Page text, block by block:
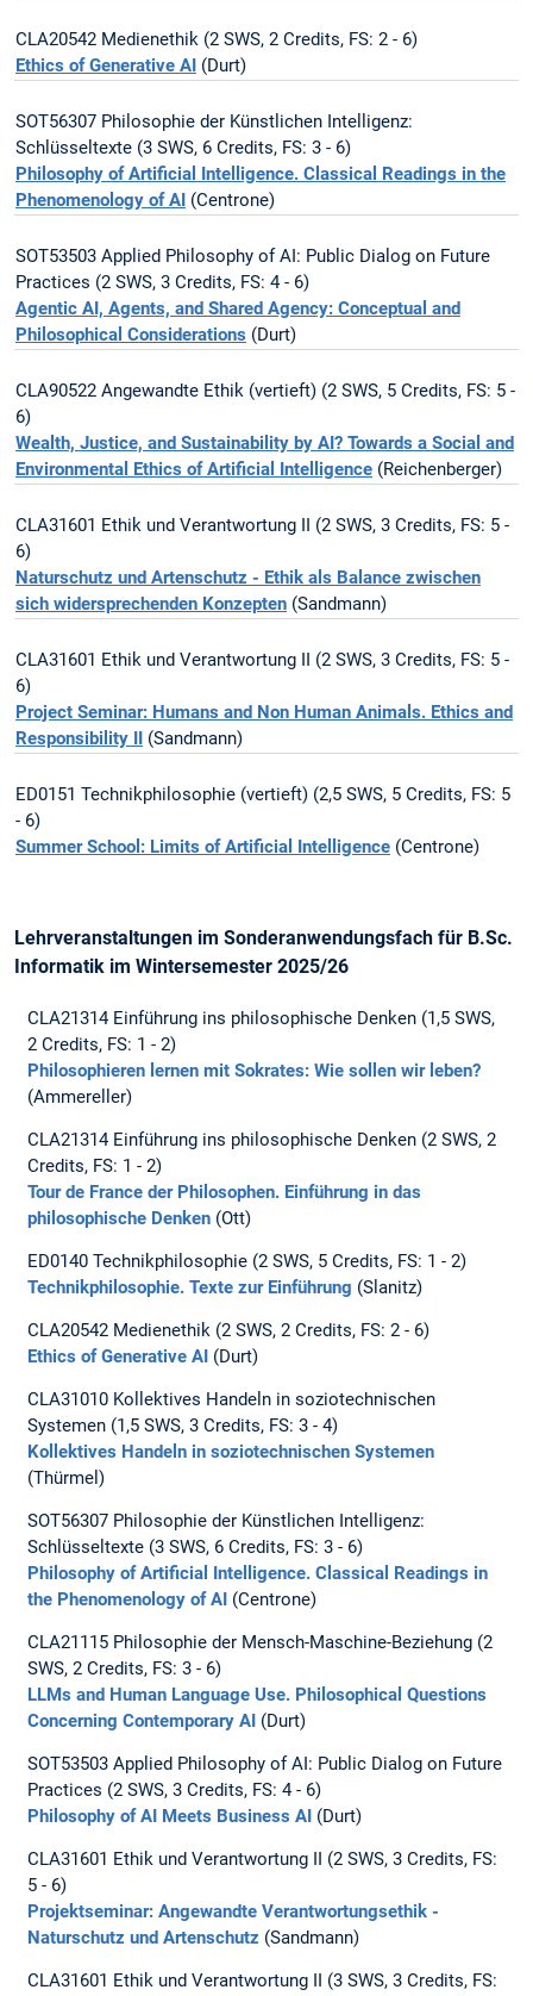
CLA20542 Medienethik (2 SWS, 2 Credits, FS: 2 - 6)
Ethics of Generative AI (Durt)
SOT56307 Philosophie der Künstlichen Intelligenz:
Schlüsseltexte (3 SWS, 6 Credits, FS: 3 - 6)
Philosophy of Artificial Intelligence. Classical Readings in the
Phenomenology of AI (Centrone)
SOT53503 Applied Philosophy of AI: Public Dialog on Future
Practices (2 SWS, 3 Credits, FS: 4 - 6)
Agentic AI, Agents, and Shared Agency: Conceptual and
Philosophical Considerations (Durt)
CLA90522 Angewandte Ethik (vertieft) (2 SWS, 5 Credits, FS: 5 -
6)
Wealth, Justice, and Sustainability by AI? Towards a Social and
Environmental Ethics of Artificial Intelligence (Reichenberger)
CLA31601 Ethik und Verantwortung II (2 SWS, 3 Credits, FS: 5 -
6)
Naturschutz und Artenschutz - Ethik als Balance zwischen
sich widersprechenden Konzepten (Sandmann)
CLA31601 Ethik und Verantwortung II (2 SWS, 3 Credits, FS: 5 -
6)
Project Seminar: Humans and Non Human Animals. Ethics and
Responsibility II (Sandmann)
ED0151 Technikphilosophie (vertieft) (2,5 SWS, 5 Credits, FS: 5
- 6)
Summer School: Limits of Artificial Intelligence (Centrone)
Lehrveranstaltungen im Sonderanwendungsfach für B.Sc.
Informatik im Wintersemester 2025/26
CLA21314 Einführung ins philosophische Denken (1,5 SWS,
2 Credits, FS: 1 - 2)
Philosophieren lernen mit Sokrates: Wie sollen wir leben?
(Ammereller)
CLA21314 Einführung ins philosophische Denken (2 SWS, 2
Credits, FS: 1 - 2)
Tour de France der Philosophen. Einführung in das
philosophische Denken (Ott)
ED0140 Technikphilosophie (2 SWS, 5 Credits, FS: 1 - 2)
Technikphilosophie. Texte zur Einführung (Slanitz)
CLA20542 Medienethik (2 SWS, 2 Credits, FS: 2 - 6)
Ethics of Generative AI (Durt)
CLA31010 Kollektives Handeln in soziotechnischen
Systemen (1,5 SWS, 3 Credits, FS: 3 - 4)
Kollektives Handeln in soziotechnischen Systemen
(Thürmel)
SOT56307 Philosophie der Künstlichen Intelligenz:
Schlüsseltexte (3 SWS, 6 Credits, FS: 3 - 6)
Philosophy of Artificial Intelligence. Classical Readings in
the Phenomenology of AI (Centrone)
CLA21115 Philosophie der Mensch-Maschine-Beziehung (2
SWS, 2 Credits, FS: 3 - 6)
LLMs and Human Language Use. Philosophical Questions
Concerning Contemporary AI (Durt)
SOT53503 Applied Philosophy of AI: Public Dialog on Future
Practices (2 SWS, 3 Credits, FS: 4 - 6)
Philosophy of AI Meets Business AI (Durt)
CLA31601 Ethik und Verantwortung II (2 SWS, 3 Credits, FS:
5 - 6)
Projektseminar: Angewandte Verantwortungsethik -
Naturschutz und Artenschutz (Sandmann)
CLA31601 Ethik und Verantwortung II (3 SWS, 3 Credits, FS: